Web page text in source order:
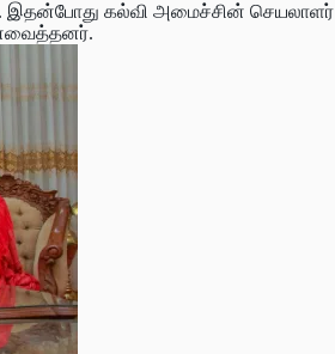
இதன்போது கல்வி அமைச்சின் செயலாளர்